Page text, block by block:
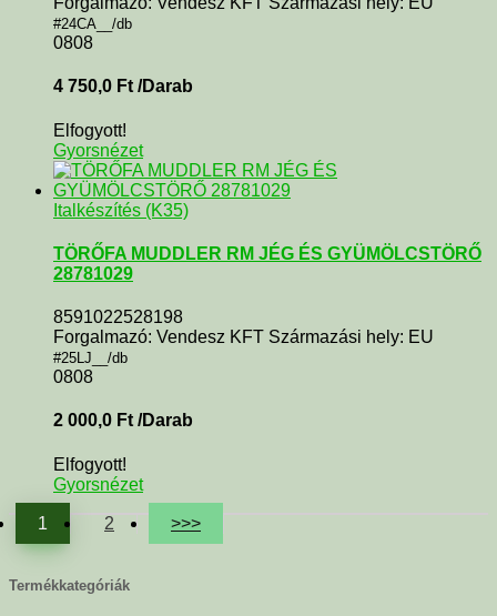
#24CA__/db
0808
4 750,0 Ft /Darab
Elfogyott!
Gyorsnézet
Italkészítés (K35)
TÖRŐFA MUDDLER RM JÉG ÉS GYÜMÖLCSTÖRŐ
28781029
8591022528198
Forgalmazó: Vendesz KFT Származási hely: EU
#25LJ__/db
0808
2 000,0 Ft /Darab
Elfogyott!
Gyorsnézet
1 2 >>>
Termékkategóriák